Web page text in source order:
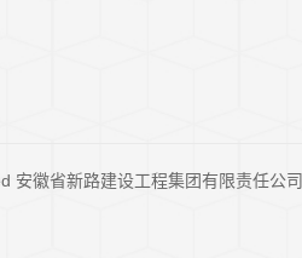
安徽省新路建设工程集团有限责任公司